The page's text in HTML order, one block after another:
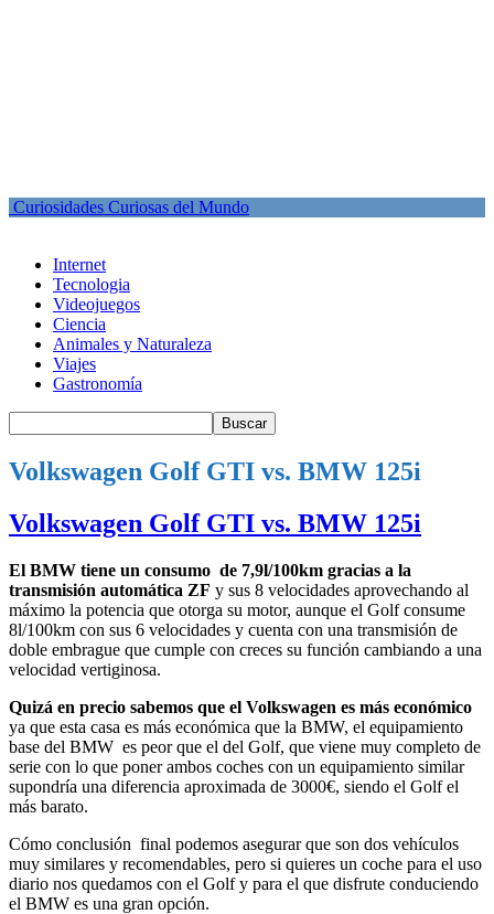
Curiosidades Curiosas del Mundo
Internet
Tecnologia
Videojuegos
Ciencia
Animales y Naturaleza
Viajes
Gastronomía
Volkswagen Golf GTI vs. BMW 125i
Volkswagen Golf GTI vs. BMW 125i
El BMW tiene un consumo de 7,9l/100km gracias a la
transmisión automática ZF y sus 8 velocidades aprovechando al
máximo la potencia que otorga su motor, aunque el Golf consume
8l/100km con sus 6 velocidades y cuenta con una transmisión de
doble embrague que cumple con creces su función cambiando a una
velocidad vertiginosa.
Quizá en precio sabemos que el Volkswagen es más económico
ya que esta casa es más económica que la BMW, el equipamiento
base del BMW es peor que el del Golf, que viene muy completo de
serie con lo que poner ambos coches con un equipamiento similar
supondría una diferencia aproximada de 3000€, siendo el Golf el
más barato.
Cómo conclusión final podemos asegurar que son dos vehículos
muy similares y recomendables, pero si quieres un coche para el uso
diario nos quedamos con el Golf y para el que disfrute conduciendo
el BMW es una gran opción.